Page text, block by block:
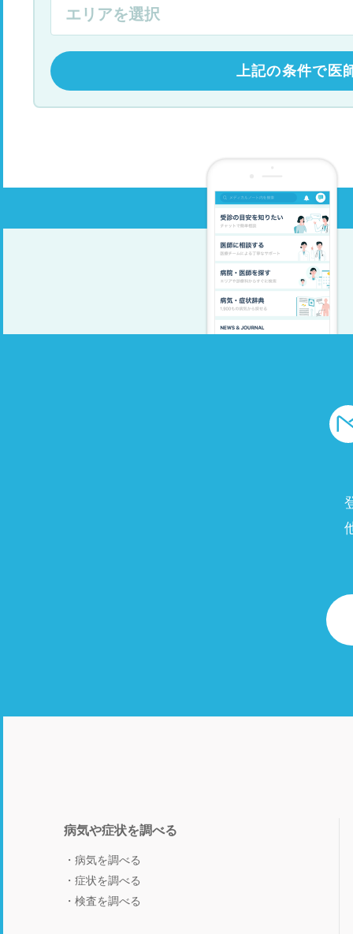
上記の条件で医
病気や症状を調べる
病気を調べる
症状を調べる
検査を調べる